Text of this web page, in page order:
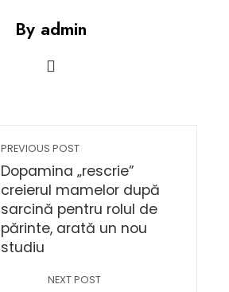
By admin
PREVIOUS POST
Dopamina „rescrie”
creierul mamelor după
sarcină pentru rolul de
părinte, arată un nou
studiu
NEXT POST